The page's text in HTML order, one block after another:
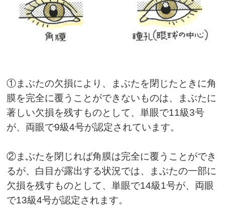
①まぶたの欠損により、まぶたを閉じたときに角
膜を完全に覆うことができないものは、まぶたに
著しい欠損を残すものとして、単眼で11級3号
が、両眼で9級4号が認定されています。
②まぶたを閉じれば角膜は完全に覆うことができ
るが、白目が露出する状況では、まぶたの一部に
欠損を残すものとして、単眼で14級1号が、両眼
で13級4号が認定されます。